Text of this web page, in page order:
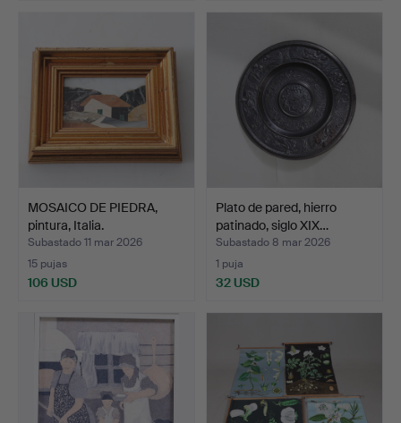
MOSAICO DE PIEDRA,
pintura, Italia.
Subastado 11 mar 2026
15 pujas
106 USD
Plato de pared, hierro
patinado, siglo XIX…
Subastado 8 mar 2026
1 puja
32 USD